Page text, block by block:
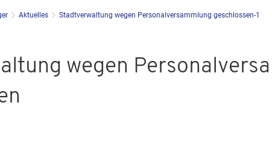
Aktuelles Stadtverwaltung wegen Personalversammlung geschlossen-1
wegen